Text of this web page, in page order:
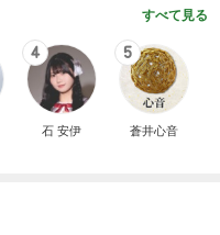
すべて見る
4
石 安伊
5
蒼井心音